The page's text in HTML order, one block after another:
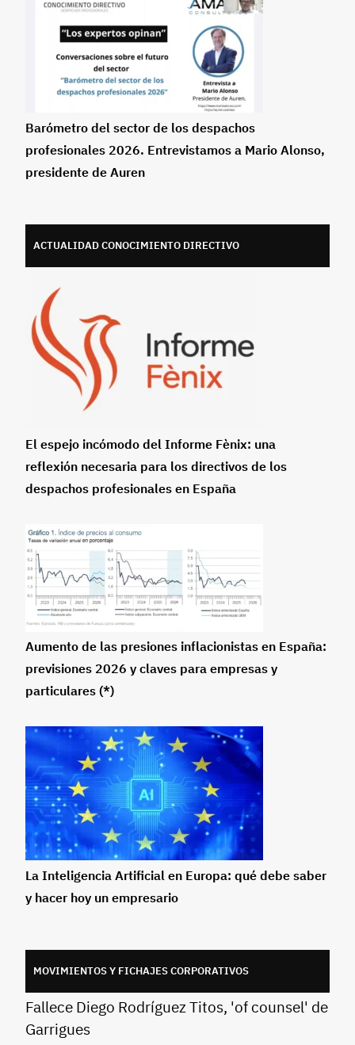
Barómetro del sector de los despachos
profesionales 2026. Entrevistamos a Mario Alonso,
presidente de Auren
ACTUALIDAD CONOCIMIENTO DIRECTIVO
El espejo incómodo del Informe Fènix: una
reflexión necesaria para los directivos de los
despachos profesionales en España
Aumento de las presiones inflacionistas en España:
previsiones 2026 y claves para empresas y
particulares (*)
La Inteligencia Artificial en Europa: qué debe saber
y hacer hoy un empresario
MOVIMIENTOS Y FICHAJES CORPORATIVOS
Fallece Diego Rodríguez Titos, 'of counsel' de
Garrigues